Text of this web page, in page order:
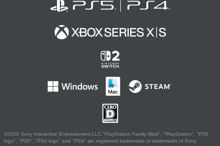
©2026 Sony Interactive Entertainment LLC."PlayStation Family Mark", "PlayStation", "PS5
logo", "PS5", "PS4 logo" and "PS4" are registered trademarks or trademarks of Sony